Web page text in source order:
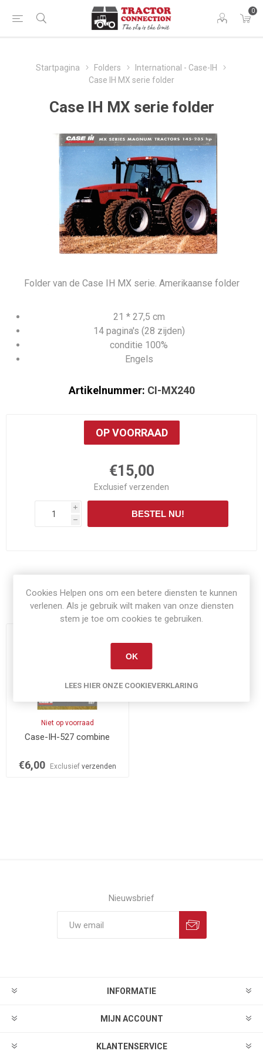
0
Startpagina Folders
International - Case-IH
Case IH MX serie folder
Case IH MX serie folder
Folder van de Case IH MX serie. Amerikaanse folder
21 * 27,5 cm
14 pagina's (28 zijden)
conditie 100%
Engels
Artikelnummer: CI-MX240
OP VOORRAAD
€15,00
Exclusiefverzenden
i
h
BESTEL NU!
Gerelateerde producten
Niet op voorraad
Case-IH-527 combine
€6,00 Exclusief verzenden
Nieuwsbrief
INFORMATIE
MIJN ACCOUNT
KLANTENSERVICE
Cookies Helpen ons om een betere diensten te kunnen
verlenen. Als je gebruik wilt maken van onze diensten
stem je toe om cookies te gebruiken.
OK
LEES HIER ONZE COOKIEVERKLARING